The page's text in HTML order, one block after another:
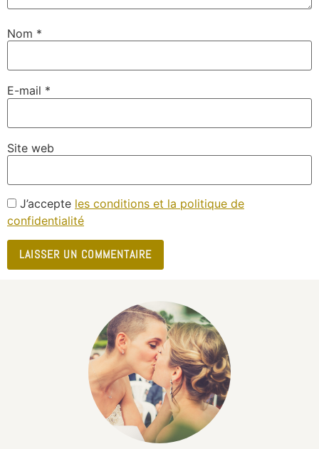
Nom *
E-mail *
Site web
J’accepte les conditions et la politique de
confidentialité